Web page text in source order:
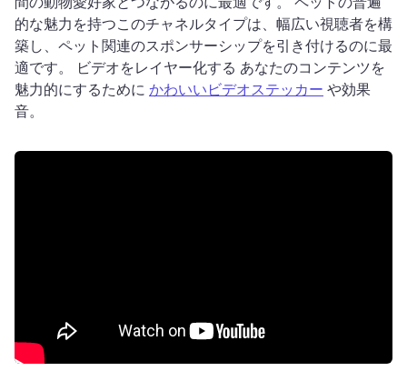
的な魅力を持つこのチャネルタイプは、幅広い視聴者を構
築し、ペット関連のスポンサーシップを引き付けるのに最
適です。
ビデオをレイヤー化する あなたのコンテンツを
魅力的にするために かわいいビデオステッカー や効果
音。